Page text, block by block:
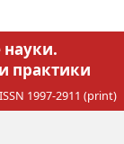
практики
ISSN 1997-2911 (print)